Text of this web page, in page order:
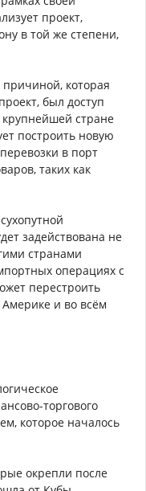
проект,
в той же степени,
которая
был доступ
крупнейшей стране
построить новую
в порт
таких как
задействована не
странами
операциях с
перестроить
и во всём
торгового
которое началось
окрепли после